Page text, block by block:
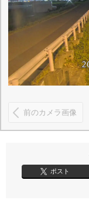
前のカメラ画像
ポスト